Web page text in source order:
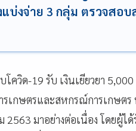
บ่งจ่าย 3 กลุ่ม ตรวจสอบ
ควิด-19 รับ เงินเยียวยา
เกษตรและสหกรณ์การเกษตร
มาอย่างต่อเนื่อง โดยผู้ไ